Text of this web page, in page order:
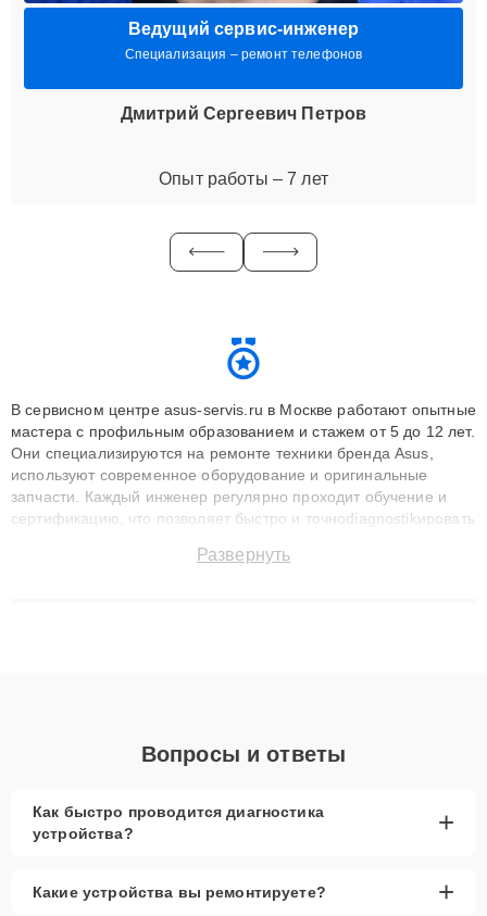
Ведущий сервис-инженер
Специализация – ремонт телефонов
Дмитрий Сергеевич Петров
Опыт работы – 7 лет
В сервисном центре asus-servis.ru в Москве работают опытные
мастера с профильным образованием и стажем от 5 до 12 лет.
Они специализируются на ремонте техники бренда Asus,
используют современное оборудование и оригинальные
запчасти. Каждый инженер регулярно проходит обучение и
сертификацию, что позволяет быстро и точноdiagnostikировать
до 3 лет. Наши мастера решают сложные случаи: от замены
Развернуть
Вопросы и ответы
Как быстро проводится диагностика
устройства?
+
Какие устройства вы ремонтируете? +